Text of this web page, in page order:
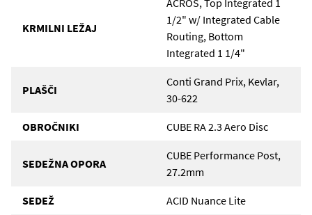
KRMILNI LEŽAJ
ACROS, Top Integrated 1
1/2" w/ Integrated Cable
Routing, Bottom
Integrated 1 1/4"
PLAŠČI
Conti Grand Prix, Kevlar,
30-622
OBROČNIKI CUBE RA 2.3 Aero Disc
SEDEŽNA OPORA
CUBE Performance Post,
27.2mm
SEDEŽ ACID Nuance Lite